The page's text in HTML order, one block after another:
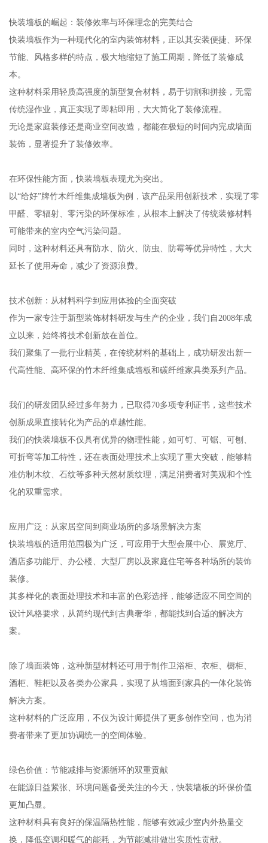
快装墙板的崛起：装修效率与环保理念的完美结合
快装墙板作为一种现代化的室内装饰材料，正以其安装便捷、环保
节能、风格多样的特点，极大地缩短了施工周期，降低了装修成
本。
这种材料采用轻质高强度的新型复合材料，易于切割和拼接，无需
传统湿作业，真正实现了即粘即用，大大简化了装修流程。
无论是家庭装修还是商业空间改造，都能在极短的时间内完成墙面
装饰，显著提升了装修效率。
在环保性能方面，快装墙板表现尤为突出。
以“给好”牌竹木纤维集成墙板为例，该产品采用创新技术，实现了零
甲醛、零辐射、零污染的环保标准，从根本上解决了传统装修材料
可能带来的室内空气污染问题。
同时，这种材料还具有防水、防火、防虫、防霉等优异特性，大大
延长了使用寿命，减少了资源浪费。
技术创新：从材料科学到应用体验的全面突破
作为一家专注于新型装饰材料研发与生产的企业，我们自2008年成
立以来，始终将技术创新放在首位。
我们聚集了一批行业精英，在传统材料的基础上，成功研发出新一
代高性能、高环保的竹木纤维集成墙板和碳纤维家具类系列产品。
我们的研发团队经过多年努力，已取得70多项专利证书，这些技术
创新成果直接转化为产品的卓越性能。
我们的快装墙板不仅具有优异的物理性能，如可钉、可锯、可刨、
可折弯等加工特性，还在表面处理技术上实现了重大突破，能够精
准仿制木纹、石纹等多种天然材质纹理，满足消费者对美观和个性
化的双重需求。
应用广泛：从家居空间到商业场所的多场景解决方案
快装墙板的适用范围极为广泛，可应用于大型会展中心、展览厅、
酒店多功能厅、办公楼、大型厂房以及家庭住宅等各种场所的装饰
装修。
其多样化的表面处理技术和丰富的色彩选择，能够适应不同空间的
设计风格要求，从简约现代到古典奢华，都能找到合适的解决方
案。
除了墙面装饰，这种新型材料还可用于制作卫浴柜、衣柜、橱柜、
酒柜、鞋柜以及各类办公家具，实现了从墙面到家具的一体化装饰
解决方案。
这种材料的广泛应用，不仅为设计师提供了更多创作空间，也为消
费者带来了更加协调统一的空间体验。
绿色价值：节能减排与资源循环的双重贡献
在能源日益紧张、环境问题备受关注的今天，快装墙板的环保价值
更加凸显。
这种材料具有良好的保温隔热性能，能够有效减少室内外热量交
换，降低空调和暖气的能耗，为节能减排做出实质性贡献。